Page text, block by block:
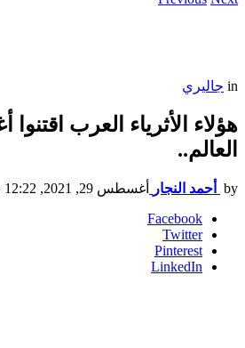
in جاليري
العالم..
by أحمد النجار أغسطس 29, 2021, 12:22 ص
Facebook
Twitter
Pinterest
LinkedIn